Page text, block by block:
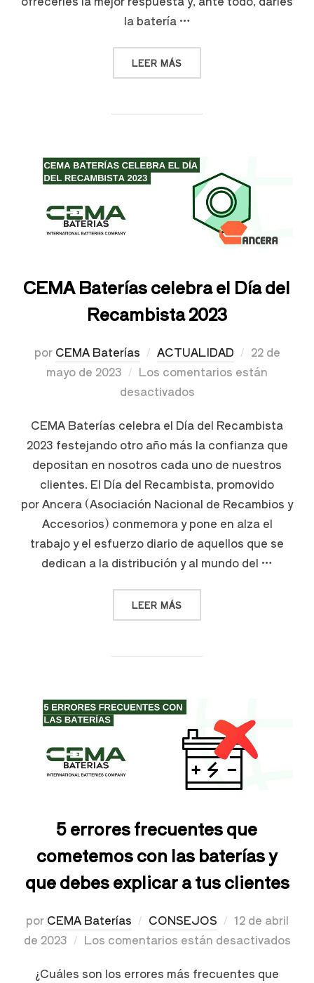
la batería …
LEER MÁS
CEMA Baterías celebra el Día del
Recambista 2023
por CEMA Baterías ACTUALIDAD
22 de
mayo de 2023
Los comentarios están
desactivados
CEMA Baterías celebra el Día del Recambista
2023 festejando otro año más la confianza que
depositan en nosotros cada uno de nuestros
clientes. El Día del Recambista, promovido
por Ancera (Asociación Nacional de Recambios y
Accesorios) conmemora y pone en alza el
trabajo y el esfuerzo diario de aquellos que se
dedican a la distribución y al mundo del …
LEER MÁS
5 errores frecuentes que
cometemos con las baterías y
que debes explicar a tus clientes
por CEMA Baterías CONSEJOS
12 de abril
de 2023
Los comentarios están desactivados
¿Cuáles son los errores más frecuentes que